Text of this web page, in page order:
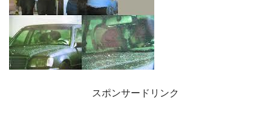
スポンサードリンク